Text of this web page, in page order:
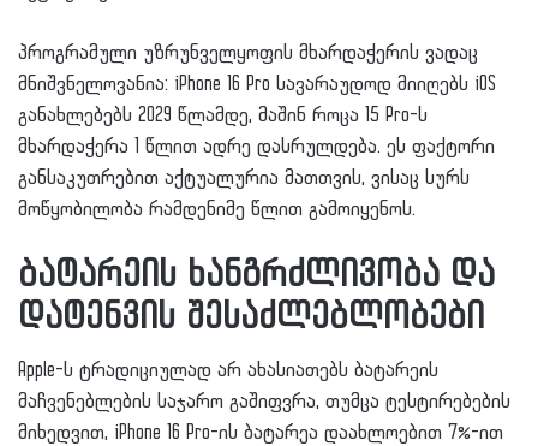
პროგრამული უზრუნველყოფის მხარდაჭერის ვადაც
მნიშვნელოვანია: iPhone 16 Pro სავარაუდოდ მიიღებს iOS
განახლებებს 2029 წლამდე, მაშინ როცა 15 Pro-ს
მხარდაჭერა 1 წლით ადრე დასრულდება. ეს ფაქტორი
განსაკუთრებით აქტუალურია მათთვის, ვისაც სურს
მოწყობილობა რამდენიმე წლით გამოიყენოს.
ბატარეის ხანგრძლივობა და
დატენვის შესაძლებლობები
Apple-ს ტრადიციულად არ ახასიათებს ბატარეის
მაჩვენებლების საჯარო გაშიფვრა, თუმცა ტესტირებების
მიხედვით, iPhone 16 Pro-ის ბატარეა დაახლოებით 7%-ით